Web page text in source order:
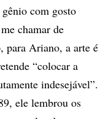
com gosto
chamar de
para Ariano, a arte é
“colocar a
indesejável”.
ele lembrou os